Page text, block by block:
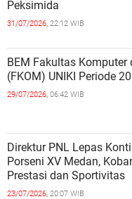
Peksimida
31/07/2026, 22:12 WIB
BEM Fakultas
(FKOM) UNIKI
29/07/2026, 06:42 WIB
Direktur PNL Lepas
Porseni XV Medan,
Prestasi dan Sportivitas
23/07/2026, 20:07 WIB